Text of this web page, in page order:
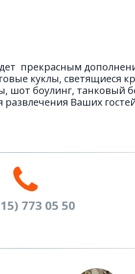
прекрасным
куклы, светящиеся
боулинг, танковый
Ваших
773 05 50